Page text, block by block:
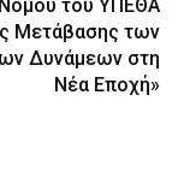
Νόμου του ΥΠΕΘΑ
Μετάβασης των
Δυνάμεων στη
Νέα Εποχή»